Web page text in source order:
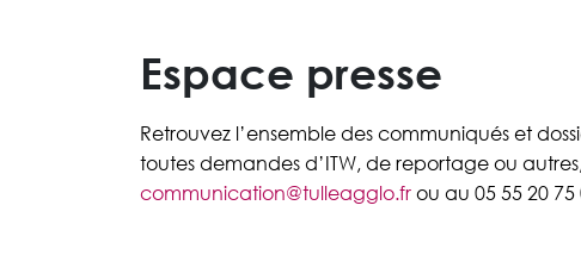
Espace presse
Retrouvez l’ensemble des communiqués et
toutes demandes d’ITW, de reportage ou
communication@tulleagglo.fr ou au 05 55 20 75